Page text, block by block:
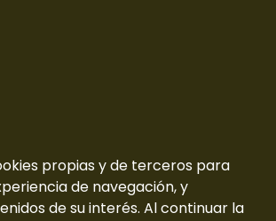
propias y de terceros para
de navegación, y
de su interés. Al continuar la